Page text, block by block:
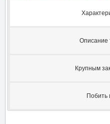
Описание
Крупным
Побить